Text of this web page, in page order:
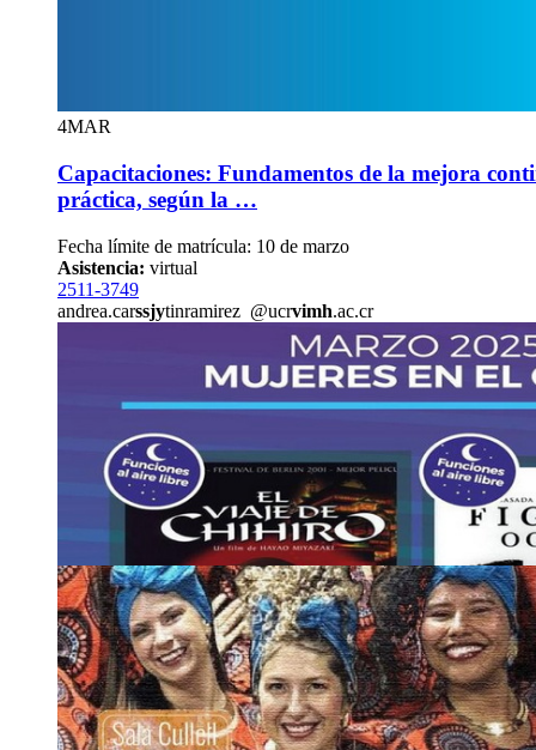
4MAR
Capacitaciones: Fundamentos de la mejora
práctica, según la …
Fecha límite de matrícula: 10 de marzo
Asistencia: virtual
2511-3749
andrea.carssjytinramirez @ucrvimh.ac.cr